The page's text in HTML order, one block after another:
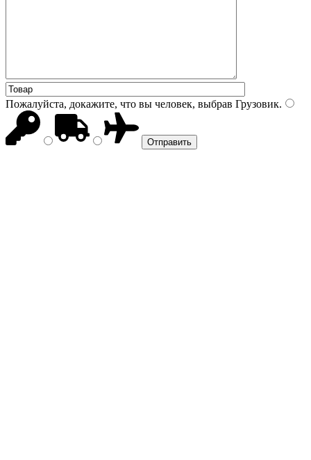
Пожалуйста, докажите, что вы человек, выбрав Грузовик.